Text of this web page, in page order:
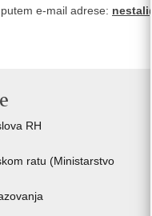
e-mail adrese:
RH
ratu (Ministarstvo